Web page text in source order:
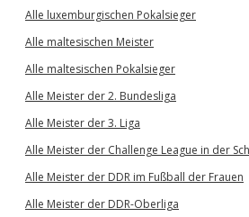
Alle luxemburgischen Pokalsieger
Alle maltesischen Meister
Alle maltesischen Pokalsieger
Alle Meister der 2. Bundesliga
Alle Meister der 3. Liga
Alle Meister der Challenge League in der
Alle Meister der DDR im Fußball der Frauen
Alle Meister der DDR-Oberliga